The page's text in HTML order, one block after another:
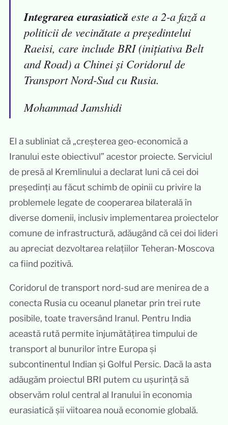
Integrarea eurasiatică este a 2-a fază a
politicii de vecinătate a președintelui
Raeisi, care include BRI (inițiativa Belt
and Road) a Chinei și Coridorul de
Transport Nord-Sud cu Rusia.
Mohammad Jamshidi
El a subliniat că „creșterea geo-economică a
Iranului este obiectivul” acestor proiecte. Serviciul
de presă al Kremlinului a declarat luni că cei doi
președinți au făcut schimb de opinii cu privire la
problemele legate de cooperarea bilaterală în
diverse domenii, inclusiv implementarea proiectelor
comune de infrastructură, adăugând că cei doi lideri
au apreciat dezvoltarea relațiilor Teheran-Moscova
ca fiind pozitivă.
Coridorul de transport nord-sud are menirea de a
conecta Rusia cu oceanul planetar prin trei rute
posibile, toate traversând Iranul. Pentru India
această rută permite înjumătățirea timpului de
transport al bunurilor între Europa și
subcontinentul Indian și Golful Persic. Dacă la asta
adăugăm proiectul BRI putem cu ușurință să
observăm rolul central al Iranului în economia
eurasiatică șii viitoarea nouă economie globală.